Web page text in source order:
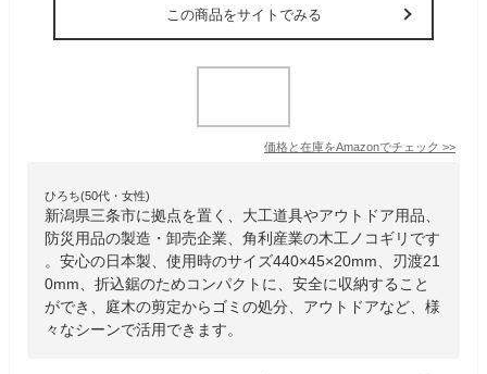
この商品をサイトでみる
価格と在庫をAmazonでチェック >>
ひろち(50代・女性)
新潟県三条市に拠点を置く、大工道具やアウトドア用品、
防災用品の製造・卸売企業、角利産業の木工ノコギリです
。安心の日本製、使用時のサイズ440×45×20mm、刃渡21
0mm、折込鋸のためコンパクトに、安全に収納すること
ができ、庭木の剪定からゴミの処分、アウトドアなど、様
々なシーンで活用できます。